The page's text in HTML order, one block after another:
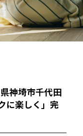
神埼市千代田
に楽しく」完